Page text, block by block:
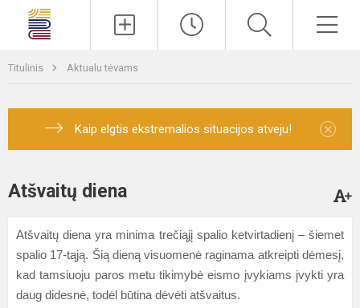
Titulinis Aktualu tėvams
Kaip elgtis ekstremalios situacijos atveju! ×
Atšvaitų diena
Atšvaitų diena yra minima trečiąjį spalio ketvirtadienį – šiemet
spalio 17-tąją. Šią dieną visuomenė raginama atkreipti dėmesį,
kad tamsiuoju paros metu tikimybė eismo įvykiams įvykti yra
daug didesnė, todėl būtina dėvėti atšvaitus.